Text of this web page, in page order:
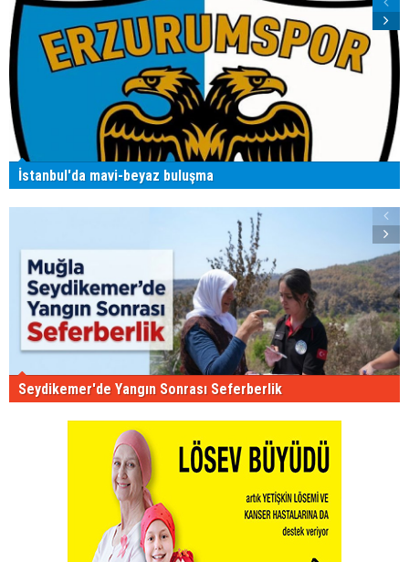
İstanbul'da mavi-beyaz buluşma
Seydikemer'de Yangın Sonrası Seferberlik